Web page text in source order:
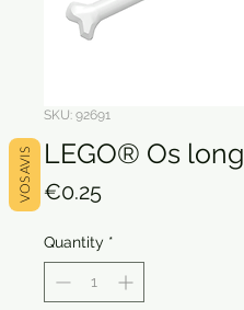
SKU: 92691
LEGO® Os long
€0.25Price
Quantity *
VOS AVIS